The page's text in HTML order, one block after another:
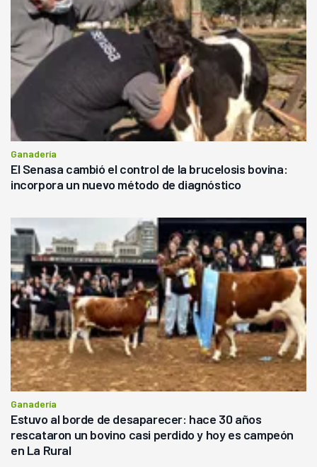
Ganadería
El Senasa cambió el control de la brucelosis bovina:
incorpora un nuevo método de diagnóstico
Ganadería
Estuvo al borde de desaparecer: hace 30 años
rescataron un bovino casi perdido y hoy es campeón
en La Rural